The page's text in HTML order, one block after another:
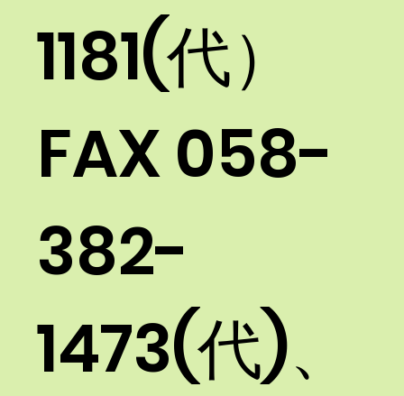
1181(代）
FAX 058-
382-
1473(代)、